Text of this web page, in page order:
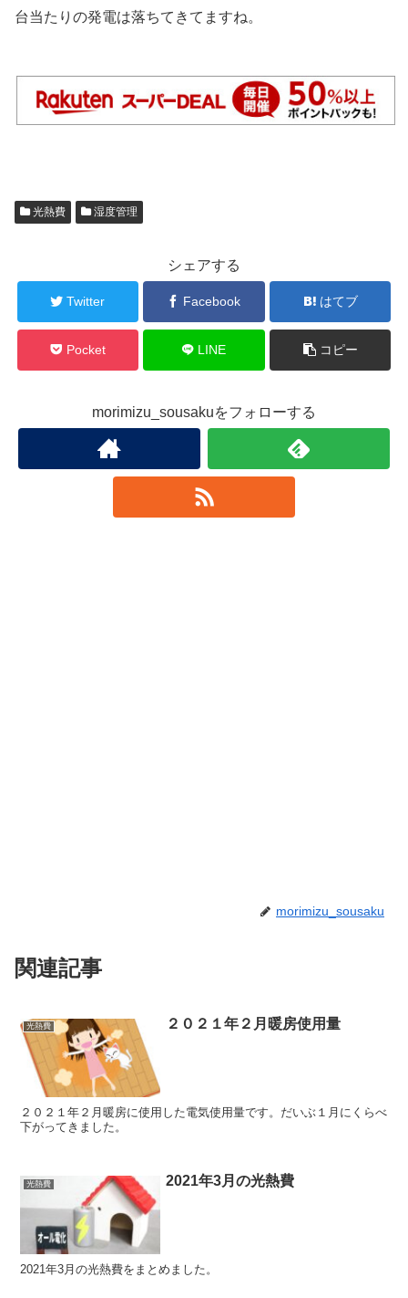
台当たりの発電は落ちてきてますね。
光熱費 湿度管理
シェアする
Twitter Facebook はてブ
Pocket LINE コピー
morimizu_sousakuをフォローする
morimizu_sousaku
関連記事
光熱費 ２０２１年２月暖房使用量
２０２１年２月暖房に使用した電気使用量です。だいぶ１月にくらべ
下がってきました。
光熱費 2021年3月の光熱費
2021年3月の光熱費をまとめました。